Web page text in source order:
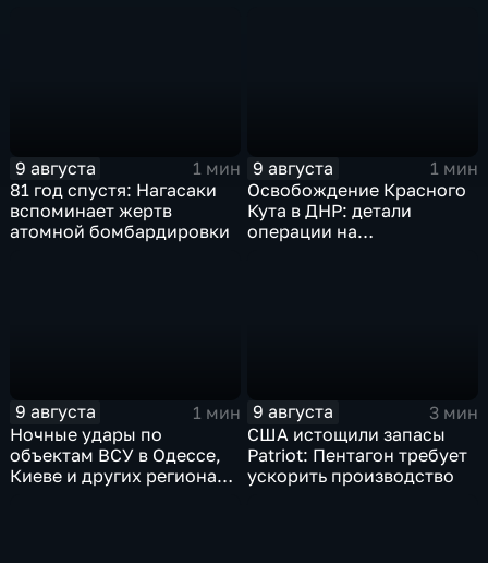
9 августа
1 мин
81 год спустя: Нагасаки
вспоминает жертв
атомной бомбардировки
9 августа
1 мин
Освобождение Красного
Кута в ДНР: детали
операции на
9 августа
1 мин
Ночные удары по
объектам ВСУ в Одессе,
Киеве и других регионах
9 августа
3 мин
США истощили запасы
Patriot: Пентагон требует
ускорить производство